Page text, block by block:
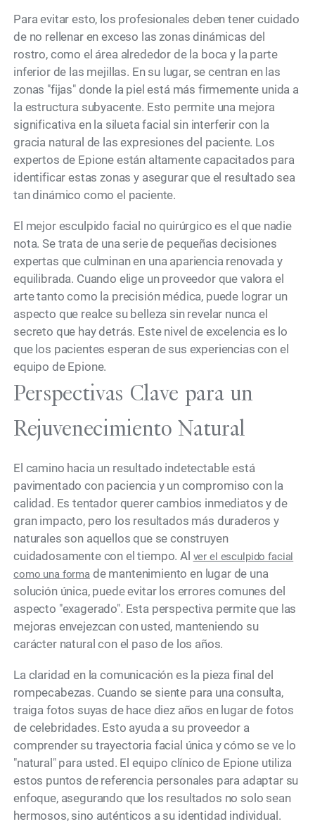
Para evitar esto, los profesionales deben tener cuidado
de no rellenar en exceso las zonas dinámicas del
rostro, como el área alrededor de la boca y la parte
inferior de las mejillas. En su lugar, se centran en las
zonas "fijas" donde la piel está más firmemente unida a
la estructura subyacente. Esto permite una mejora
significativa en la silueta facial sin interferir con la
gracia natural de las expresiones del paciente. Los
expertos de Epione están altamente capacitados para
identificar estas zonas y asegurar que el resultado sea
tan dinámico como el paciente.
El mejor esculpido facial no quirúrgico es el que nadie
nota. Se trata de una serie de pequeñas decisiones
expertas que culminan en una apariencia renovada y
equilibrada. Cuando elige un proveedor que valora el
arte tanto como la precisión médica, puede lograr un
aspecto que realce su belleza sin revelar nunca el
secreto que hay detrás. Este nivel de excelencia es lo
que los pacientes esperan de sus experiencias con el
equipo de Epione.
Perspectivas Clave para un
Rejuvenecimiento Natural
El camino hacia un resultado indetectable está
pavimentado con paciencia y un compromiso con la
calidad. Es tentador querer cambios inmediatos y de
gran impacto, pero los resultados más duraderos y
naturales son aquellos que se construyen
cuidadosamente con el tiempo. Al ver el esculpido facial
como una forma de mantenimiento en lugar de una
solución única, puede evitar los errores comunes del
aspecto "exagerado". Esta perspectiva permite que las
mejoras envejezcan con usted, manteniendo su
carácter natural con el paso de los años.
La claridad en la comunicación es la pieza final del
rompecabezas. Cuando se siente para una consulta,
traiga fotos suyas de hace diez años en lugar de fotos
de celebridades. Esto ayuda a su proveedor a
comprender su trayectoria facial única y cómo se ve lo
"natural" para usted. El equipo clínico de Epione utiliza
estos puntos de referencia personales para adaptar su
enfoque, asegurando que los resultados no solo sean
hermosos, sino auténticos a su identidad individual.